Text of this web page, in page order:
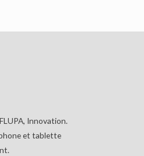
Innovation.
et tablette